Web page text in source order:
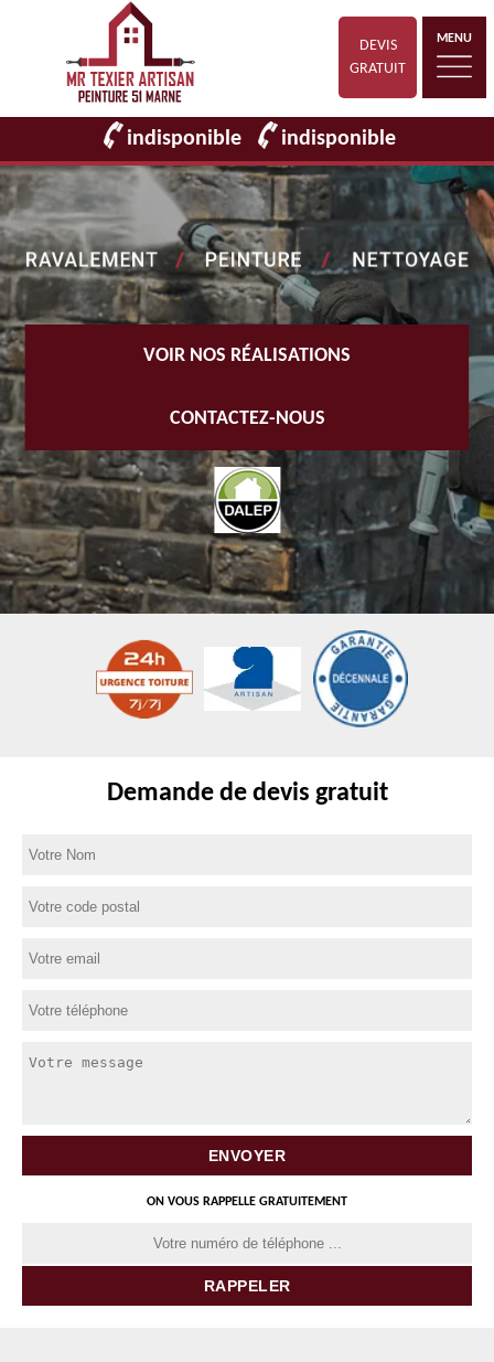
DEVIS
GRATUIT
MENU
indisponible indisponible
VOIR NOS RÉALISATIONS
CONTACTEZ-NOUS
Demande de devis gratuit
ON VOUS RAPPELLE GRATUITEMENT